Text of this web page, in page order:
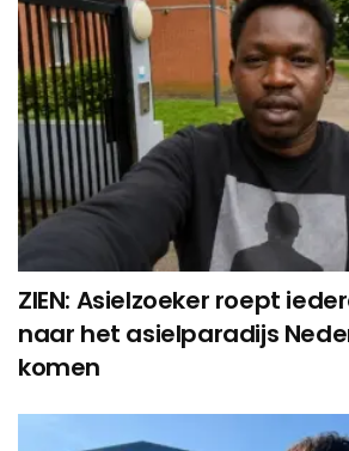
ZIEN: Asielzoeker roept
naar het asielparadijs
komen